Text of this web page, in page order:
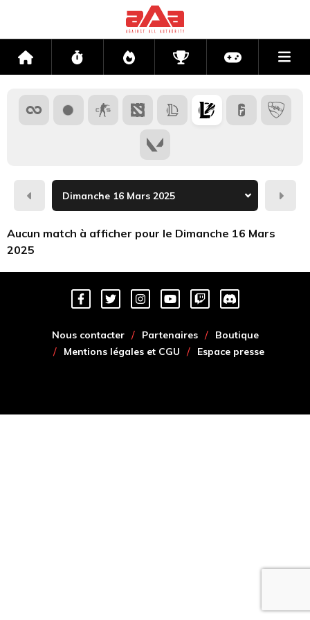
Accueil Flux Directs CompétitionsActu jeux
Hier
Aucun match à afficher pour le Dimanche 16 Mars
2025
Nous contacter Partenaires
Boutique
Mentions légales et CGU
Espace presse